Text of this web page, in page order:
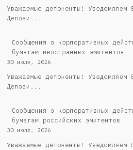
Уважаемые депоненты!
Депози...
Сообщения о корпоративных
бумагам иностранных эмитентов
30 июля, 2026
Уважаемые депоненты!
Депози...
Cообщения о корпоративных
бумагам российских эмитентов
30 июля, 2026
Уважаемые депоненты!